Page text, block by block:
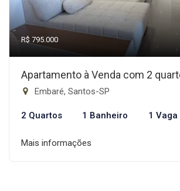
R$ 795.000
Apartamento à Venda com 2
Embaré, Santos-SP
2 Quartos 1 Banheiro 1 Vaga
Mais informações